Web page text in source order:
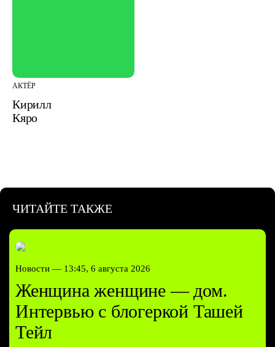
АКТЁР
Кирилл
Кяро
ЧИТАЙТЕ ТАКЖЕ
Новости — 13:45, 6 августа 2026
Женщина женщине — дом.
Интервью с блогеркой Ташей
Тейл